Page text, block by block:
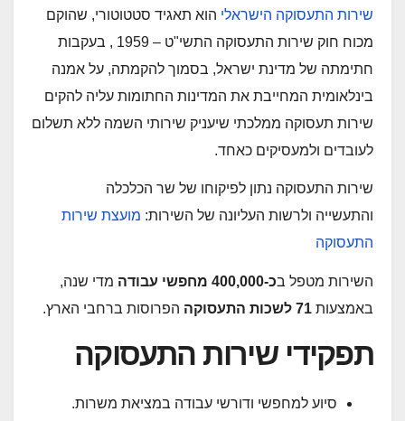
שירות התעסוקה הישראלי הוא ​​תאגיד סטטוטורי, שהוקם
מכוח חוק שירות התעסוקה התשי"ט – 1959 , בעקבות
חתימתה של מדינת ישראל, בסמוך להקמתה, על ​אמנה
בינלאומית המחייבת את המדינות החתומות​ עליה להקים
שירות תעסוקה ממלכתי שיעניק שירותי השמה ללא תשלום
לעובדים ולמעסיקים כאחד.​​
שירות התעסוקה נתון לפיקוחו של שר הכלכלה​
והתעשייה ולרשות העליונה של השירות: מוע​צת שירות
התעסוקה
השירות ​מטפל בכ-400,000 מחפשי עבודה
מדי שנה,
באמצעות
הפרוסות ברחבי הארץ.
​תפקידי שירות​​ התעסוקה
​סיוע למחפשי ודורשי עבודה במציאת משרות.